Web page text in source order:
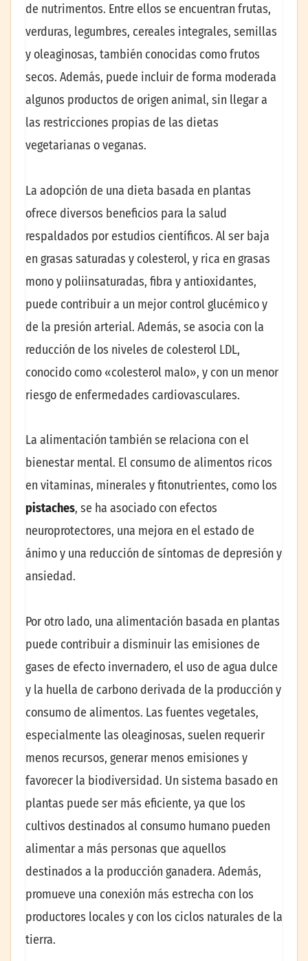
de nutrimentos. Entre ellos se encuentran frutas,
verduras, legumbres, cereales integrales, semillas
y oleaginosas, también conocidas como frutos
secos. Además, puede incluir de forma moderada
algunos productos de origen animal, sin llegar a
las restricciones propias de las dietas
vegetarianas o veganas.
La adopción de una dieta basada en plantas
ofrece diversos beneficios para la salud
respaldados por estudios científicos. Al ser baja
en grasas saturadas y colesterol, y rica en grasas
mono y poliinsaturadas, fibra y antioxidantes,
puede contribuir a un mejor control glucémico y
de la presión arterial. Además, se asocia con la
reducción de los niveles de colesterol LDL,
conocido como «colesterol malo», y con un menor
riesgo de enfermedades cardiovasculares.
La alimentación también se relaciona con el
bienestar mental. El consumo de alimentos ricos
en vitaminas, minerales y fitonutrientes, como los
pistaches, se ha asociado con efectos
neuroprotectores, una mejora en el estado de
ánimo y una reducción de síntomas de depresión y
ansiedad.
Por otro lado, una alimentación basada en plantas
puede contribuir a disminuir las emisiones de
gases de efecto invernadero, el uso de agua dulce
y la huella de carbono derivada de la producción y
consumo de alimentos. Las fuentes vegetales,
especialmente las oleaginosas, suelen requerir
menos recursos, generar menos emisiones y
favorecer la biodiversidad. Un sistema basado en
plantas puede ser más eficiente, ya que los
cultivos destinados al consumo humano pueden
alimentar a más personas que aquellos
destinados a la producción ganadera. Además,
promueve una conexión más estrecha con los
productores locales y con los ciclos naturales de la
tierra.